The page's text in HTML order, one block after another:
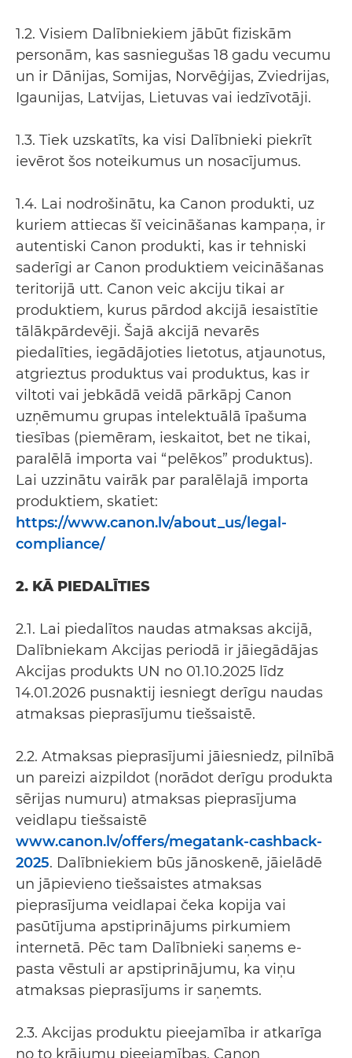
1.2. Visiem Dalībniekiem jābūt fiziskām
personām, kas sasniegušas 18 gadu vecumu
un ir Dānijas, Somijas, Norvēģijas, Zviedrijas,
Igaunijas, Latvijas, Lietuvas vai iedzīvotāji.
1.3. Tiek uzskatīts, ka visi Dalībnieki piekrīt
ievērot šos noteikumus un nosacījumus.
1.4. Lai nodrošinātu, ka Canon produkti, uz
kuriem attiecas šī veicināšanas kampaņa, ir
autentiski Canon produkti, kas ir tehniski
saderīgi ar Canon produktiem veicināšanas
teritorijā utt. Canon veic akciju tikai ar
produktiem, kurus pārdod akcijā iesaistītie
tālākpārdevēji. Šajā akcijā nevarēs
piedalīties, iegādājoties lietotus, atjaunotus,
atgrieztus produktus vai produktus, kas ir
viltoti vai jebkādā veidā pārkāpj Canon
uzņēmumu grupas intelektuālā īpašuma
tiesības (piemēram, ieskaitot, bet ne tikai,
paralēlā importa vai “pelēkos” produktus).
Lai uzzinātu vairāk par paralēlajā importa
produktiem, skatiet:
https://www.canon.lv/about_us/legal-
compliance/
2. KĀ PIEDALĪTIES
2.1. Lai piedalītos naudas atmaksas akcijā,
Dalībniekam Akcijas periodā ir jāiegādājas
Akcijas produkts UN no 01.10.2025 līdz
14.01.2026 pusnaktij iesniegt derīgu naudas
atmaksas pieprasījumu tiešsaistē.
2.2. Atmaksas pieprasījumi jāiesniedz, pilnībā
un pareizi aizpildot (norādot derīgu produkta
sērijas numuru) atmaksas pieprasījuma
veidlapu tiešsaistē
www.canon.lv/offers/megatank-cashback-
2025. Dalībniekiem būs jānoskenē, jāielādē
un jāpievieno tiešsaistes atmaksas
pieprasījuma veidlapai čeka kopija vai
pasūtījuma apstiprinājums pirkumiem
internetā. Pēc tam Dalībnieki saņems e-
pasta vēstuli ar apstiprinājumu, ka viņu
atmaksas pieprasījums ir saņemts.
2.3. Akcijas produktu pieejamība ir atkarīga
no to krājumu pieejamības. Canon